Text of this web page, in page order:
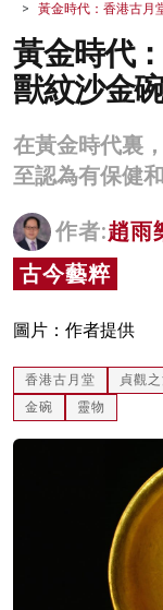
生活
健康
商業
科技
名家榜
灼見活動
關於我們
黃金時代：香港古月
黃金時代
獸紋沙金
在黃金時代裏
至認為有保健
作者:趙雨
古今藝粹
圖片：作者提供
香港古月堂 貞觀
金碗
靈物